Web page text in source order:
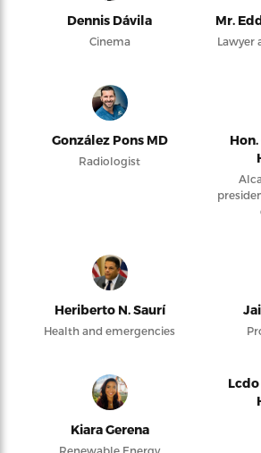
Dennis Dávila
Cinema
Mr.
Lawyer
González Pons MD
Radiologist
Hon.
Heriberto N. Saurí
Health and emergencies
Kiara Gerena
Renewable Energy